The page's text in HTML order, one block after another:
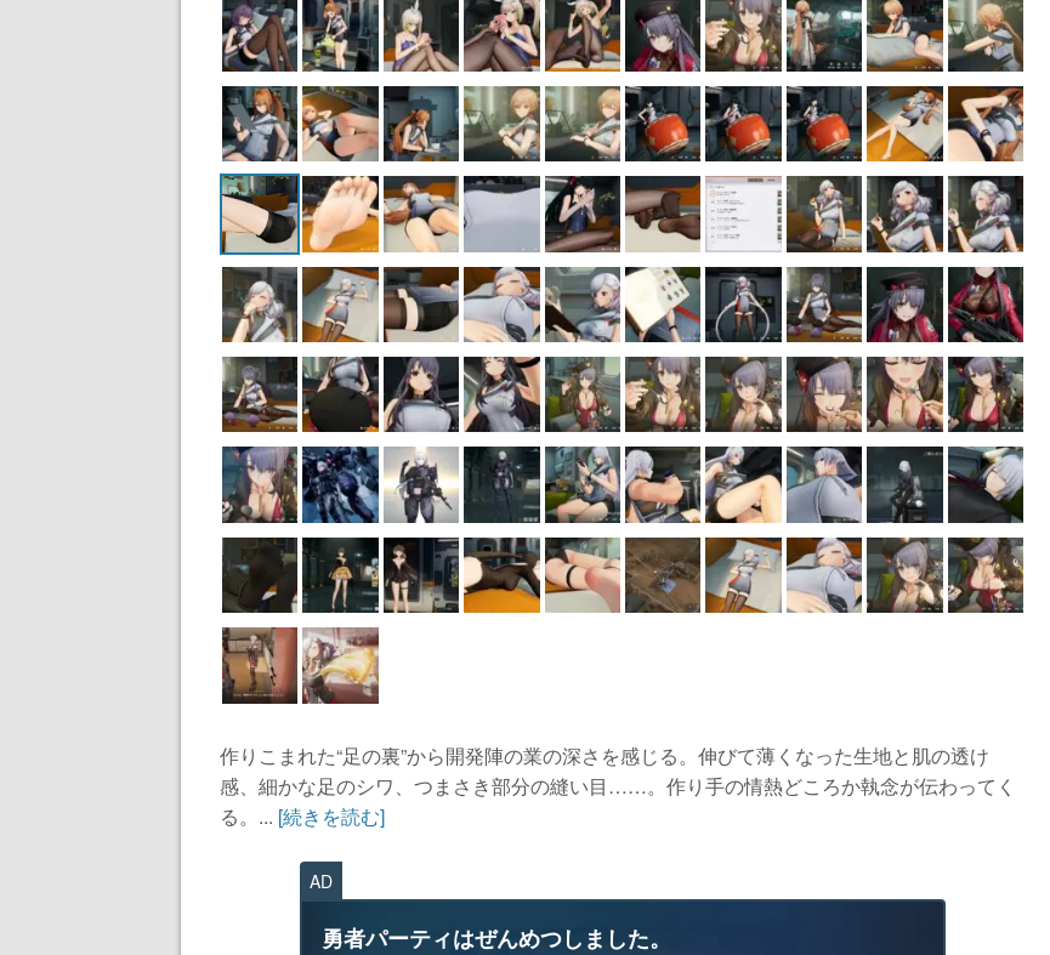
作りこまれた“足の裏”から開発陣の業の深さを感じる。伸びて薄くなった生地と肌の透け
感、細かな足のシワ、つまさき部分の縫い目……。作り手の情熱どころか執念が伝わってく
る。... [続きを読む]
AD
勇者パーティはぜんめつしました。